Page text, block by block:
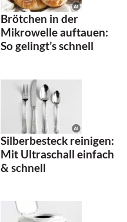
Brötchen in der
Mikrowelle auftauen:
So gelingt’s schnell
Silberbesteck reinigen:
Mit Ultraschall einfach
& schnell